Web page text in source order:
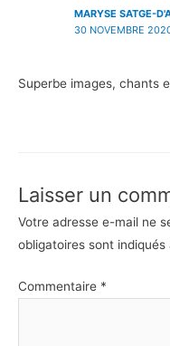
MARYSE SATGE-
30 NOVEMBRE
Superbe images, chants
Laisser un
Votre adresse e-mail ne
obligatoires sont indiqués
Commentaire *